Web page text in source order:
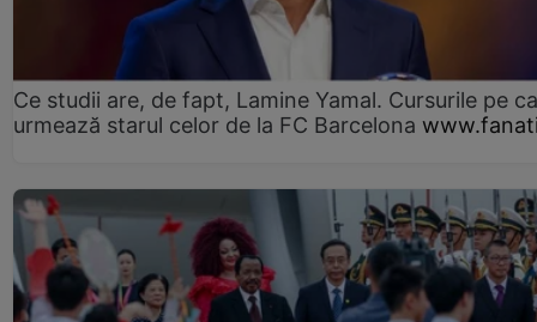
Ce studii are, de fapt, Lamine Yamal. Cursurile pe
urmează starul celor de la FC Barcelona